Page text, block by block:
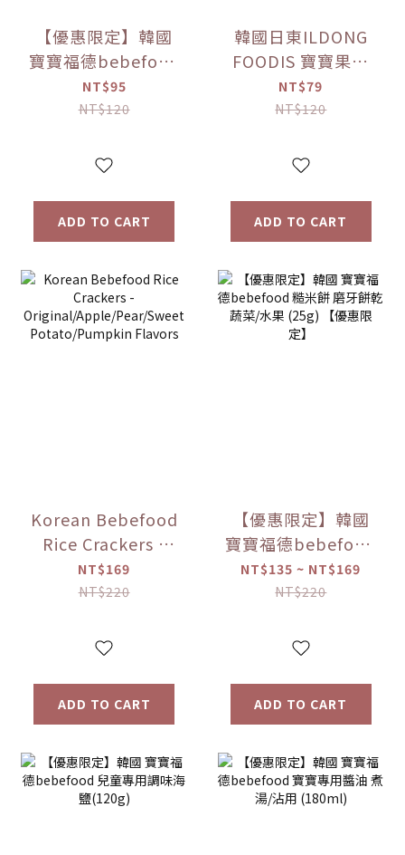
【優惠限定】韓國
寶寶福德bebefood
接骨木莓果汁
(80ml)
NT$95
NT$120
ADD TO CART
韓國日東ILDONG
FOODIS 寶寶果汁
桔梗梨/蘋果黑棗
(100ml) 【優惠限
NT$79
NT$120
ADD TO CART
Korean Bebefood
Rice Crackers -
Original/Apple/Pear/Sweet
Potato/Pumpkin
NT$169
NT$220
ADD TO CART
【優惠限定】韓國
寶寶福德bebefood
糙米餅 磨牙餅乾 蔬
菜/水果 (25g) 【優
NT$135 ~ NT$169
NT$220
ADD TO CART